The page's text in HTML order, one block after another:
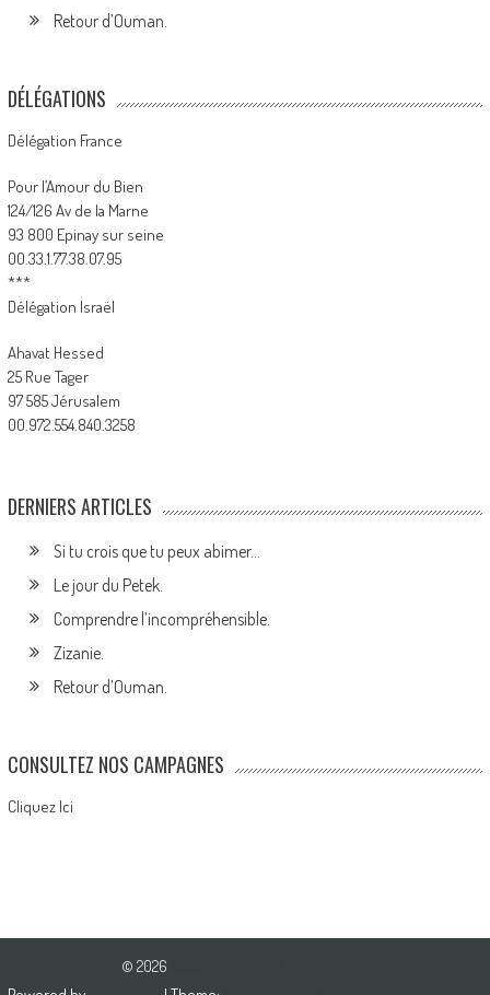
Retour d’Ouman.
DÉLÉGATIONS
Délégation France
Pour l’Amour du Bien
124/126 Av de la Marne
93 800 Epinay sur seine
00.33.1.77.38.07.95
***
Délégation Israël
Ahavat Hessed
25 Rue Tager
97 585 Jérusalem
00.972.554.840.3258
DERNIERS ARTICLES
Si tu crois que tu peux abimer…
Le jour du Petek.
Comprendre l’incompréhensible.
Zizanie.
Retour d’Ouman.
CONSULTEZ NOS CAMPAGNES
Cliquez Ici
© 2026